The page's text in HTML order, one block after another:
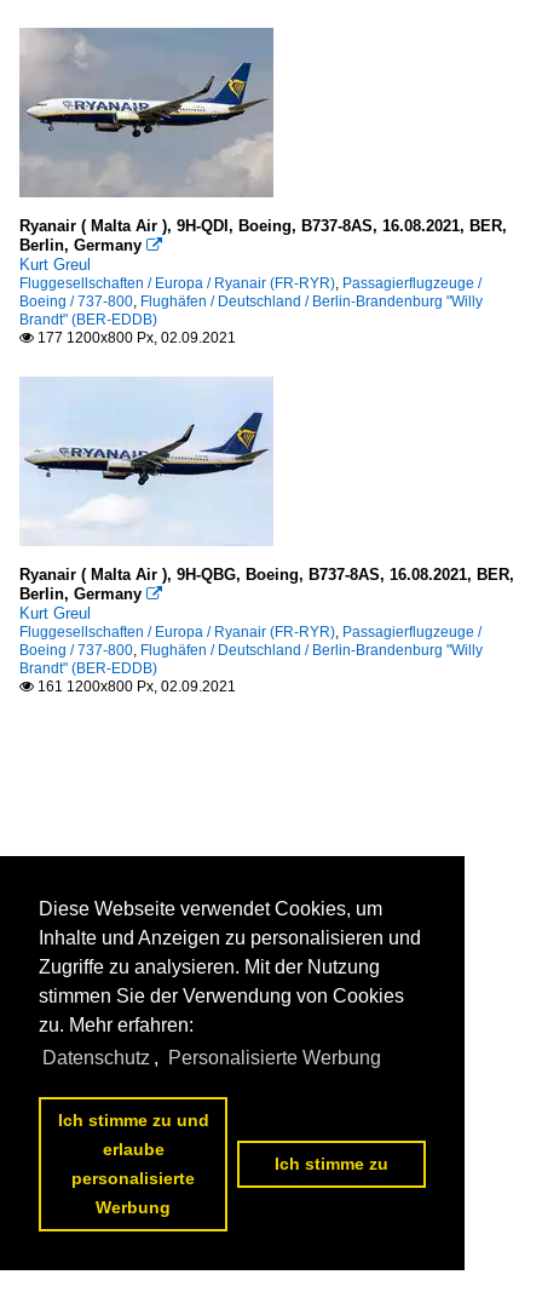
Ryanair ( Malta Air ), 9H-QDI, Boeing, B737-8AS, 16.08.2021, BER,
Berlin, Germany 
Kurt Greul
Fluggesellschaften / Europa / Ryanair (FR-RYR), Passagierflugzeuge /
Boeing / 737-800, Flughäfen / Deutschland / Berlin-Brandenburg "Willy
Brandt" (BER-EDDB)
 177 1200x800 Px, 02.09.2021
Ryanair ( Malta Air ), 9H-QBG, Boeing, B737-8AS, 16.08.2021, BER,
Berlin, Germany 
Kurt Greul
Fluggesellschaften / Europa / Ryanair (FR-RYR), Passagierflugzeuge /
Boeing / 737-800, Flughäfen / Deutschland / Berlin-Brandenburg "Willy
Brandt" (BER-EDDB)
 161 1200x800 Px, 02.09.2021
Diese Webseite verwendet Cookies, um
Inhalte und Anzeigen zu personalisieren und
Zugriffe zu analysieren. Mit der Nutzung
stimmen Sie der Verwendung von Cookies
zu. Mehr erfahren:
Datenschutz , Personalisierte Werbung
Ich stimme zu und
erlaube
personalisierte
Werbung
Ich stimme zu